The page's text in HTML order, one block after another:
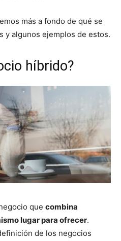
más a fondo de qué se
y algunos ejemplos de estos.
híbrido?
que combina
lugar para ofrecer.
de los negocios